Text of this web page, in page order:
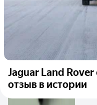
Jaguar Land
отзыв в истории